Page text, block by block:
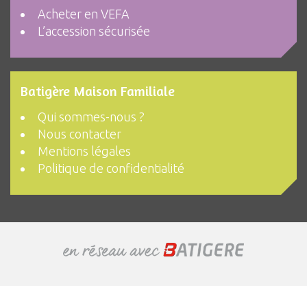
Acheter en VEFA
L’accession sécurisée
Batigère Maison Familiale
Qui sommes-nous ?
Nous contacter
Mentions légales
Politique de confidentialité